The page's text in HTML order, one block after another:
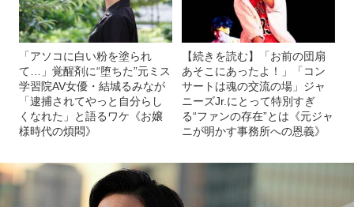
「アソコに白い粉を塗られ
て…」覚醒剤に“堕ちた”元ミス
学習院AV女優・結城るみなが
「逮捕されてやっと自分らし
くなれた」と語るワケ《お嬢
様時代の煩悶》
【続きを読む】「お前の団扇
あそこにあったよ！」「コン
サートは魂の交流の場」ジャ
ニーズJr.にとって特別すぎ
る“ファンの存在”とは《元ジャ
ニが明かす事務所への恩義》